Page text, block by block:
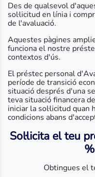
Des de qualsevol
sol·licitud en línia i
de l'avaluació.
Aquestes pàgines
funciona el nostre
contextos d'ús.
El préstec personal
període de transició
situació després d'una
teva situació financera
iniciar la sol·licitud
condicions abans
Sol·licita el teu
Obtingues el